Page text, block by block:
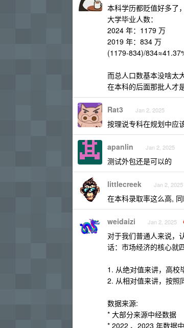
本科学历都贬值好多了
大学毕业人数：
2024 年：1179 万
2019 年：834 万
(1179-834)/
而总人口数基本没啥太
在本科的后面那批人才
Rat3 Jan 2, 2025
按理说专科在规划中应
apanlin Jan 2, 2025
测试外包还是可以的
littlecreek Jan 2, 2025
在本科录取率这么高,
weidaizi Jan 2, 2025
对于我们普通人来说，
话：市场经济的核心就
1. 从绝对值来讲，高校
2. 从相对值来讲，按照
数据来源:
* 大部分来源中经数据
* 2022 、2023 年数据